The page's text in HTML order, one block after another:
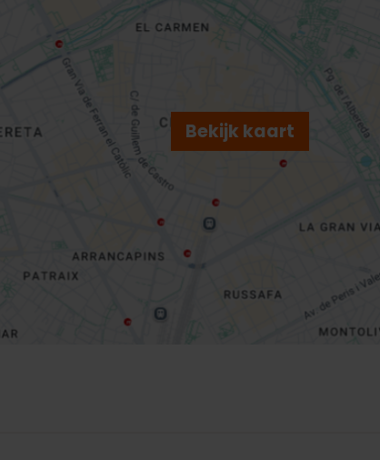
Bekijk kaart